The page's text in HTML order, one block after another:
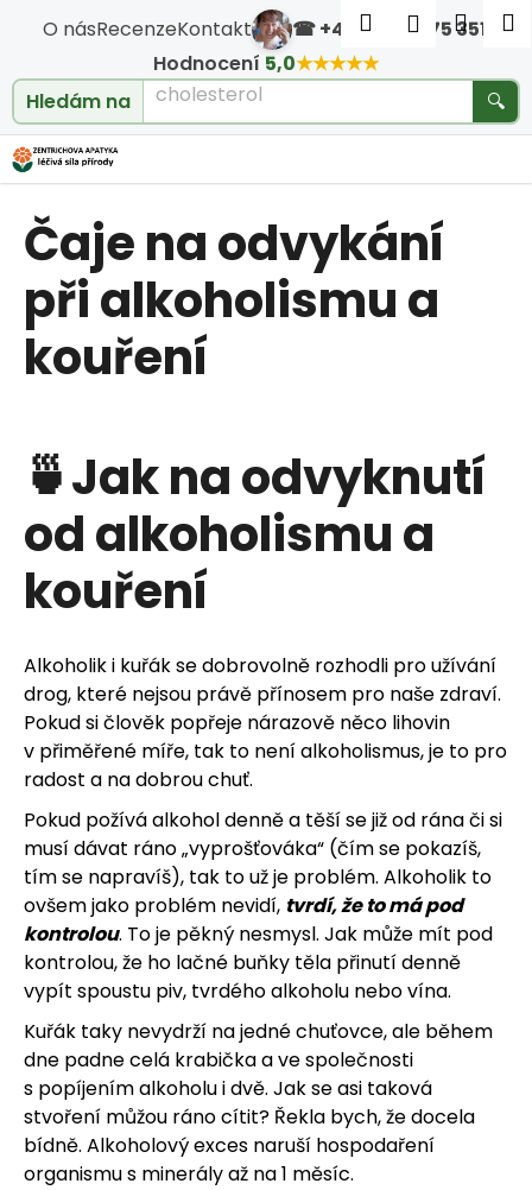
O násRecenzeKontakt ☎ +420 604 475 351
Hodnocení 5,0★★★★★
Hledám na
cholesterol 🔍
Hledat
Čaje na odvykání
při alkoholismu a
kouření
🍵Jak na odvyknutí
od alkoholismu a
kouření
Alkoholik i kuřák se dobrovolně rozhodli pro užívání
drog, které nejsou právě přínosem pro naše zdraví.
Pokud si člověk popřeje nárazově něco lihovin
v přiměřené míře, tak to není alkoholismus, je to pro
radost a na dobrou chuť.
Pokud požívá alkohol denně a těší se již od rána či si
musí dávat ráno „vyprošťováka“ (čím se pokazíš,
tím se napravíš), tak to už je problém. Alkoholik to
ovšem jako problém nevidí, tvrdí, že to má pod
kontrolou. To je pěkný nesmysl. Jak může mít pod
kontrolou, že ho lačné buňky těla přinutí denně
vypít spoustu piv, tvrdého alkoholu nebo vína.
Kuřák taky nevydrží na jedné chuťovce, ale během
dne padne celá krabička a ve společnosti
s popíjením alkoholu i dvě. Jak se asi taková
stvoření můžou ráno cítit? Řekla bych, že docela
bídně. Alkoholový exces naruší hospodaření
organismu s minerály až na 1 měsíc.
Košík
C
o
p
o
t
ř
e
b
u
j
t
e
n
a
j
í
t
?
HLEDAT